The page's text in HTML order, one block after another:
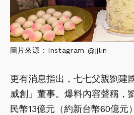
圖片來源 : Instagram @jjlin
更有消息指出，七七父親劉建
威創」董事。爆料內容聲稱，
民幣13億元（約新台幣60億元